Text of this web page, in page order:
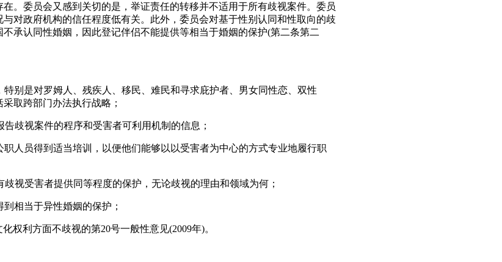
。委员会又感到关切的是，举证责任的转移并不适用于所有歧视案件。委员
对政府机构的信任程度低有关。此外，委员会对基于性别认同和性取向的歧
承认同性婚姻，因此登记伴侣不能提供等相当于婚姻的保护(第二条第二
别是对罗姆人、残疾人、移民、难民和寻求庇护者、男女同性恋、双性
取跨部门办法执行战略；
歧视案件的程序和受害者可利用机制的信息；
人员得到适当培训，以便他们能够以以受害者为中心的方式专业地履行职
视受害者提供同等程度的保护，无论歧视的理由和领域为何；
相当于异性婚姻的保护；
权利方面不歧视的第20号一般性意见(2009年)。